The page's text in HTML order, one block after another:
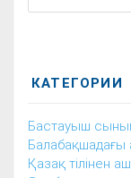
КАТЕГОРИИ
Бастауыш
Қазақ тілінен